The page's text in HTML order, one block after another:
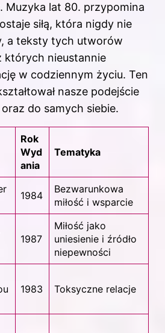
Muzyka lat 80. przypomina
siłą, która nigdy nie
a teksty tych utworów
których nieustannie
w codziennym życiu. Ten
nasze podejście
do samych siebie.
Rok
Wyd
ania
Tematyka
1984
Bezwarunkowa
miłość i wsparcie
1987
Miłość jako
uniesienie i źródło
niepewności
1983 Toksyczne relacje